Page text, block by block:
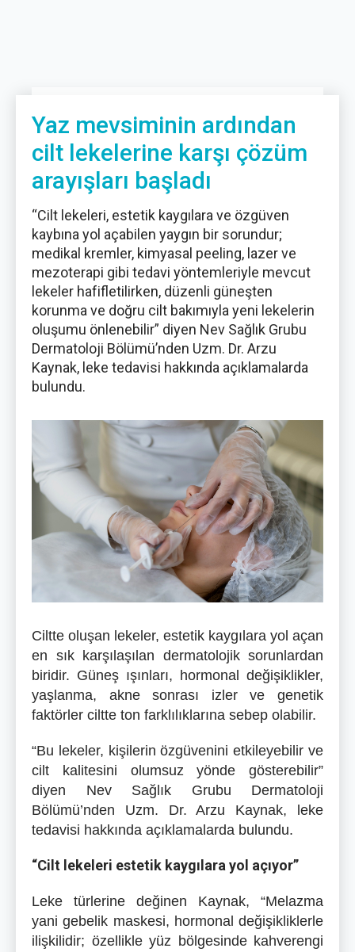
Yaz mevsiminin ardından
cilt lekelerine karşı çözüm
arayışları başladı
“Cilt lekeleri, estetik kaygılara ve özgüven
kaybına yol açabilen yaygın bir sorundur;
medikal kremler, kimyasal peeling, lazer ve
mezoterapi gibi tedavi yöntemleriyle mevcut
lekeler hafifletilirken, düzenli güneşten
korunma ve doğru cilt bakımıyla yeni lekelerin
oluşumu önlenebilir” diyen Nev Sağlık Grubu
Dermatoloji Bölümü’nden Uzm. Dr. Arzu
Kaynak, leke tedavisi hakkında açıklamalarda
bulundu.
Ciltte oluşan lekeler, estetik kaygılara yol açan
en sık karşılaşılan dermatolojik sorunlardan
biridir. Güneş ışınları, hormonal değişiklikler,
yaşlanma, akne sonrası izler ve genetik
faktörler ciltte ton farklılıklarına sebep olabilir.
“Bu lekeler, kişilerin özgüvenini etkileyebilir ve
cilt kalitesini olumsuz yönde gösterebilir”
diyen Nev Sağlık Grubu Dermatoloji
Bölümü’nden Uzm. Dr. Arzu Kaynak, leke
tedavisi hakkında açıklamalarda bulundu.
“Cilt lekeleri estetik kaygılara yol açıyor”
Leke türlerine değinen Kaynak, “Melazma
yani gebelik maskesi, hormonal değişikliklerle
ilişkilidir; özellikle yüz bölgesinde kahverengi